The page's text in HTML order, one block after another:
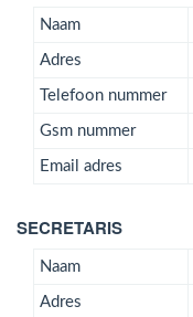
Naam
Adres
Telefoon nummer
Gsm nummer
Email adres
SECRETARIS
Naam
Adres